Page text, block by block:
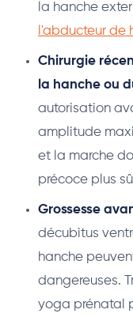
la hanche
l'abducteur de
Chirurgie
la hanche ou
autorisation
amplitude
et la marche
précoce plus
Grossesse
décubitus
hanche
dangereuses.
yoga prénatal